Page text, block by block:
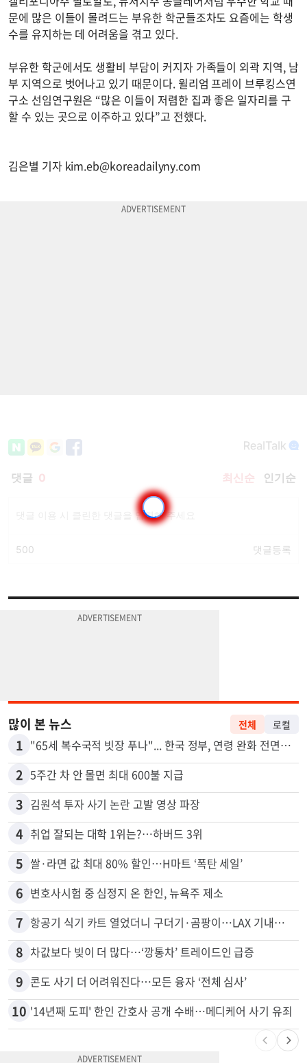
문에 많은 이들이 몰려드는 부유한 학군들조차도 요즘에는 학생
수를 유지하는 데 어려움을 겪고 있다.
부유한 학군에서도 생활비 부담이 커지자 가족들이 외곽 지역, 남
부 지역으로 벗어나고 있기 때문이다. 윌리엄 프레이 브루킹스연
구소 선임연구원은 “많은 이들이 저렴한 집과 좋은 일자리를 구
할 수 있는 곳으로 이주하고 있다”고 전했다.
김은별 기자 kim.eb@koreadailyny.com
1
2 5주간 차 안 몰면 최대 600불 지급
3 김원석 투자 사기 논란 고발 영상 파장
4 취업 잘되는 대학 1위는?…하버드 3위
5 쌀·라면 값 최대 80% 할인…H마트 ‘폭탄 세일’
6 변호사시험 중 심정지 온 한인, 뉴욕주 제소
7
8 차값보다 빚이 더 많다…‘깡통차’ 트레이드인 급증
9 콘도 사기 더 어려워진다…모든 융자 ‘전체 심사’
'14년째 도피' 한인 간호사 공개 수배…메디케어 사기 유죄